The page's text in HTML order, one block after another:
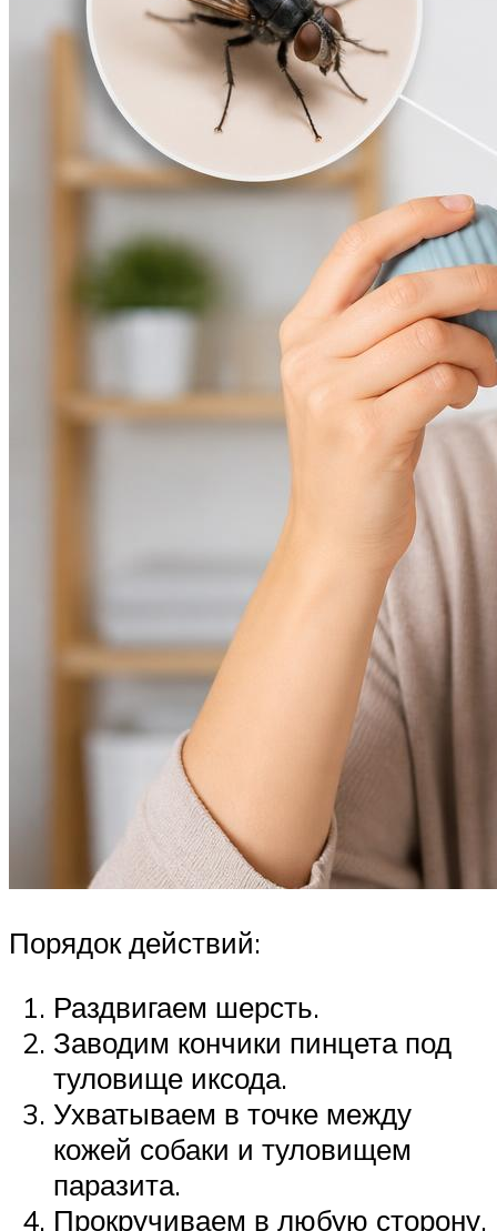
Порядок действий:
Раздвигаем шерсть.
Заводим кончики пинцета под
туловище иксода.
Ухватываем в точке между
кожей собаки и туловищем
паразита.
Прокручиваем в любую сторону,